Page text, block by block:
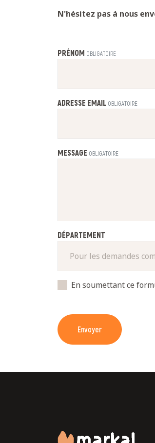
N'hésitez pas à nous
PRÉNOM OBLIGATOIRE
ADRESSE EMAIL OBLIGATOIRE
MESSAGE OBLIGATOIRE
DÉPARTEMENT
En soumettant ce
Envoyer